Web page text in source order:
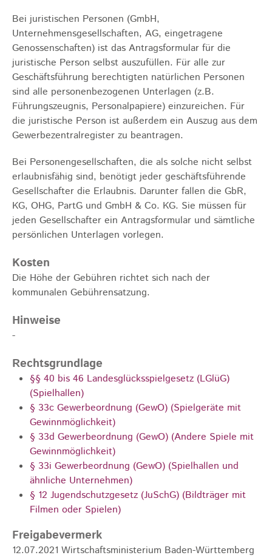
Bei juristischen Personen (GmbH,
Unternehmensgesellschaften, AG, eingetragene
Genossenschaften) ist das Antragsformular für die
juristische Person selbst auszufüllen. Für alle zur
Geschäftsführung berechtigten natürlichen Personen
sind alle personenbezogenen Unterlagen (z.B.
Führungszeugnis, Personalpapiere) einzureichen. Für
die juristische Person ist außerdem ein Auszug aus dem
Gewerbezentralregister zu beantragen.
Bei Personengesellschaften, die als solche nicht selbst
erlaubnisfähig sind, benötigt jeder geschäftsführende
Gesellschafter die Erlaubnis. Darunter fallen die GbR,
KG, OHG, PartG und GmbH & Co. KG. Sie müssen für
jeden Gesellschafter ein Antragsformular und sämtliche
persönlichen Unterlagen vorlegen.
Kosten
Die Höhe der Gebühren richtet sich nach der
kommunalen Gebührensatzung.
Hinweise
-
Rechtsgrundlage
§§ 40 bis 46 Landesglücksspielgesetz (LGlüG)
(Spielhallen)
§ 33c Gewerbeordnung (GewO) (Spielgeräte mit
Gewinnmöglichkeit)
§ 33d Gewerbeordnung (GewO) (Andere Spiele mit
Gewinnmöglichkeit)
§ 33i Gewerbeordnung (GewO) (Spielhallen und
ähnliche Unternehmen)
§ 12 Jugendschutzgesetz (JuSchG) (Bildträger mit
Filmen oder Spielen)
Freigabevermerk
12.07.2021 Wirtschaftsministerium Baden-Württemberg